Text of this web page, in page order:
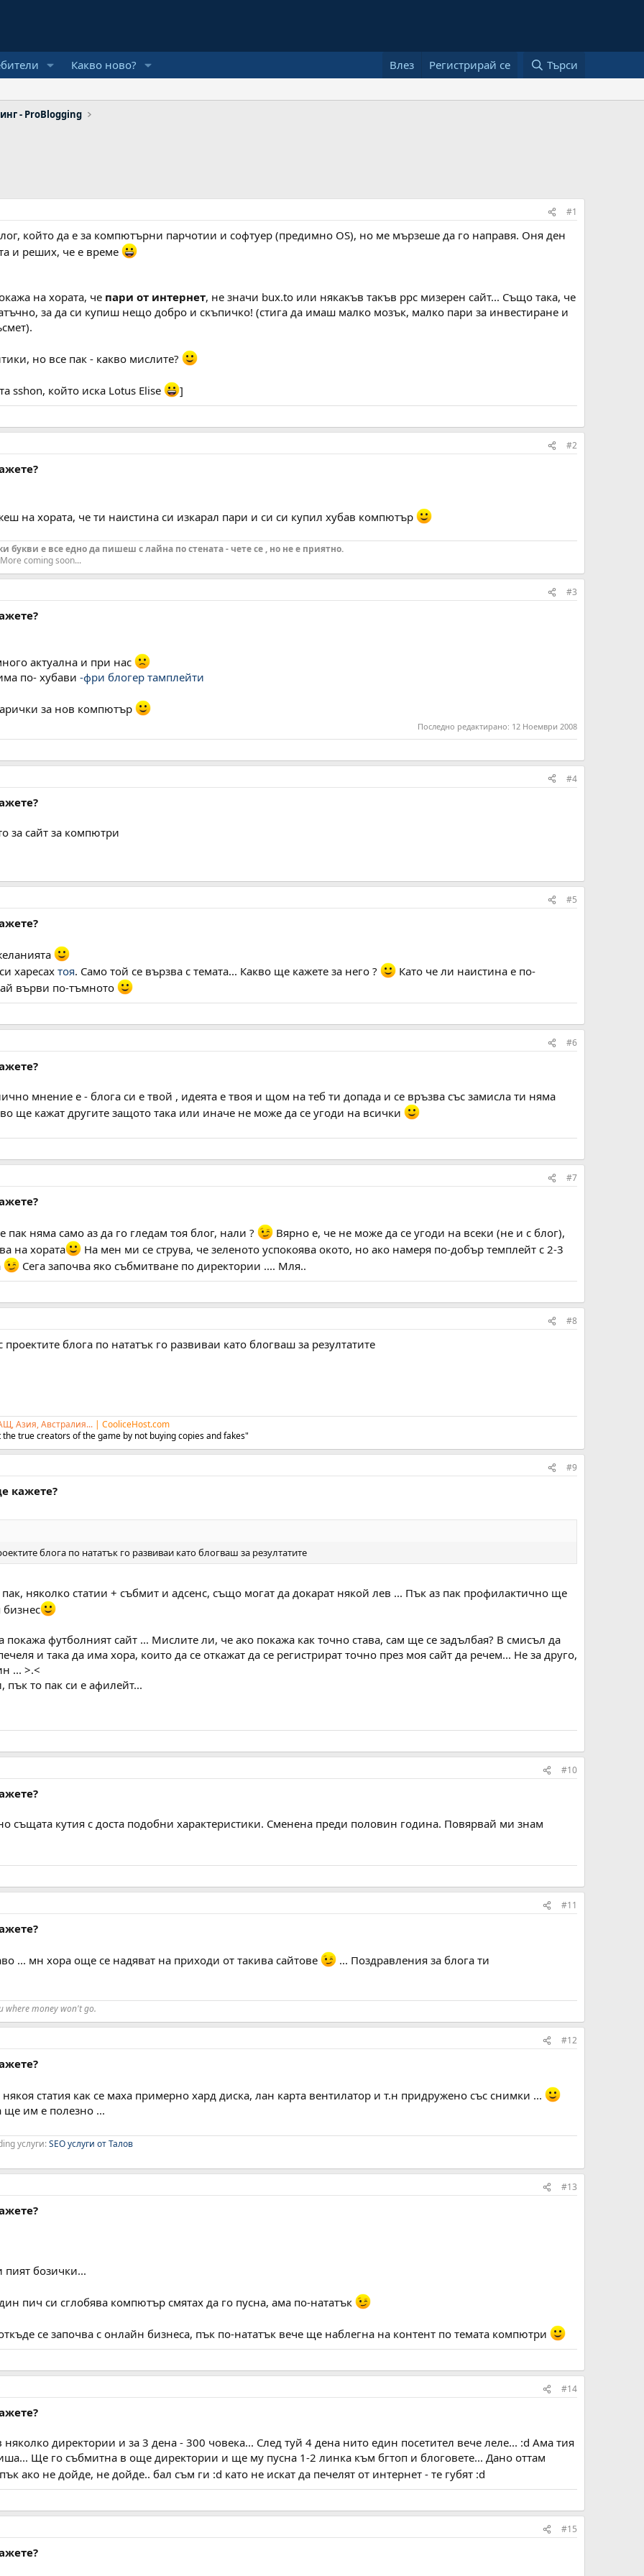
Какво ново? Влез Регистрирай се Търси
- ProBlogging
#1
който да е за компютърни парчотии и софтуер (предимно OS), но ме мързеше да го направя. Оня ден
и реших, че е време
на хората, че пари от интернет, не значи bux.to или някакъв такъв ppc мизерен сайт... Също така, че
за да си купиш нещо добро и скъпичко! (стига да имаш малко мозък, малко пари за инвестиране и
но все пак - какво мислите?
sshon, който иска Lotus Elise ]
#2
на хората, че ти наистина си изкарал пари и си си купил хубав компютър
букви е все едно да пишеш с лайна по стената - чете се , но не е приятно.
coming soon...
#3
актуална и при нас
по- хубави -фри блогер тамплейти
за нов компютър
Последно редактирано: 12 Ноември 2008
#4
за сайт за компютри
#5
харесах тоя. Само той се вързва с темата... Какво ще кажете за него ?
Като че ли наистина е по-
върви по-тъмното
#6
мнение е - блога си е твой , идеята е твоя и щом на теб ти допада и се връзва със замисла ти няма
ще кажат другите защото така или иначе не може да се угоди на всички
#7
пак няма само аз да го гледам тоя блог, нали ?
Вярно е, че не може да се угоди на всеки (не и с блог),
на хората
На мен ми се струва, че зеленото успокоява окото, но ако намеря по-добър темплейт с 2-3
Сега започва яко събмитване по директории .... Мля..
#8
блога по нататък го развиваи като блогваш за резултатите
Азия, Австралия... | CooliceHost.com
true creators of the game by not buying copies and fakes"
#9
кажете?
блога по нататък го развиваи като блогваш за резултатите
няколко статии + събмит и адсенс, също могат да докарат някой лев ... Пък аз пак профилактично ще
бизнес
футболният сайт ... Мислите ли, че ако покажа как точно става, сам ще се задълбая? В смисъл да
и така да има хора, които да се откажат да се регистрират точно през моя сайт да речем... Не за друго,
... >.<
пък то пак си е афилейт...
#10
същата кутия с доста подобни характеристики. Сменена преди половин година. Повярвай ми знам
#11
... мн хора още се надяват на приходи от такива сайтове ... Поздравления за блога ти
where money won't go.
#12
статия как се маха примерно хард диска, лан карта вентилатор и т.н придружено със снимки ...
ще им е полезно ...
услуги:SEO услуги от Талов
#13
пият бозички...
пич си сглобява компютър смятах да го пусна, ама по-нататък
се започва с онлайн бизнеса, пък по-нататък вече ще наблегна на контент по темата компютри
#14
директории и за 3 дена - 300 човека... След туй 4 дена нито един посетител вече леле... :d Ама тия
Ще го събмитна в още директории и ще му пусна 1-2 линка към бгтоп и блоговете... Дано оттам
ако не дойде, не дойде.. бал съм ги :d като не искат да печелят от интернет - те губят :d
#15